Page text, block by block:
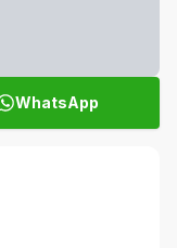
WhatsApp